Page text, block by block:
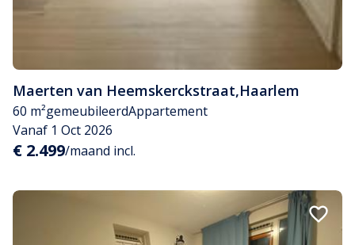
Maerten van Heemskerckstraat,Haarlem
60 m²gemeubileerdAppartement
Vanaf 1 Oct 2026
€ 2.499/maand incl.